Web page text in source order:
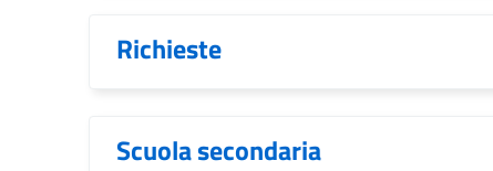
Richieste
Scuola secondaria